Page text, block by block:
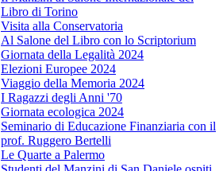
Libro di Torino
Visita alla Conservatoria
Al Salone del Libro con lo Scriptorium
Giornata della Legalità 2024
Elezioni Europee 2024
Viaggio della Memoria 2024
I Ragazzi degli Anni '70
Giornata ecologica 2024
Seminario di Educazione Finanziaria con il
prof. Ruggero Bertelli
Le Quarte a Palermo